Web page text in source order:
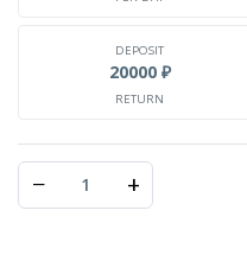
DEPOSIT
20000 ₽
RETURN
− +